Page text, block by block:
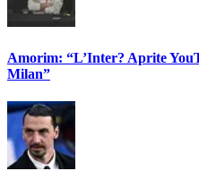
Amorim: “L’Inter? Aprite
Milan”